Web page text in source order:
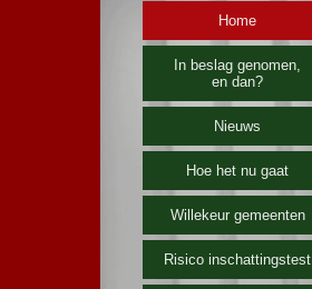
Home
In beslag genomen,
en dan?
Nieuws
Hoe het nu gaat
Willekeur gemeenten
Risico inschattingstest